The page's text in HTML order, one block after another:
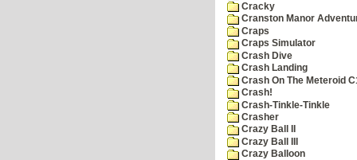
Cracky
Cranston Manor
Craps
Craps Simulator
Crash Dive
Crash Landing
Crash On The Meteroid
Crash!
Crash-Tinkle-Tinkle
Crasher
Crazy Ball II
Crazy Ball III
Crazy Balloon